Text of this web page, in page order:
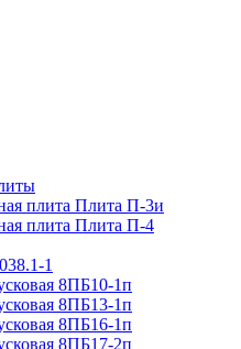
плита Плита П-3и
плита Плита П-4
1
8ПБ10-1п
8ПБ13-1п
8ПБ16-1п
8ПБ17-2п